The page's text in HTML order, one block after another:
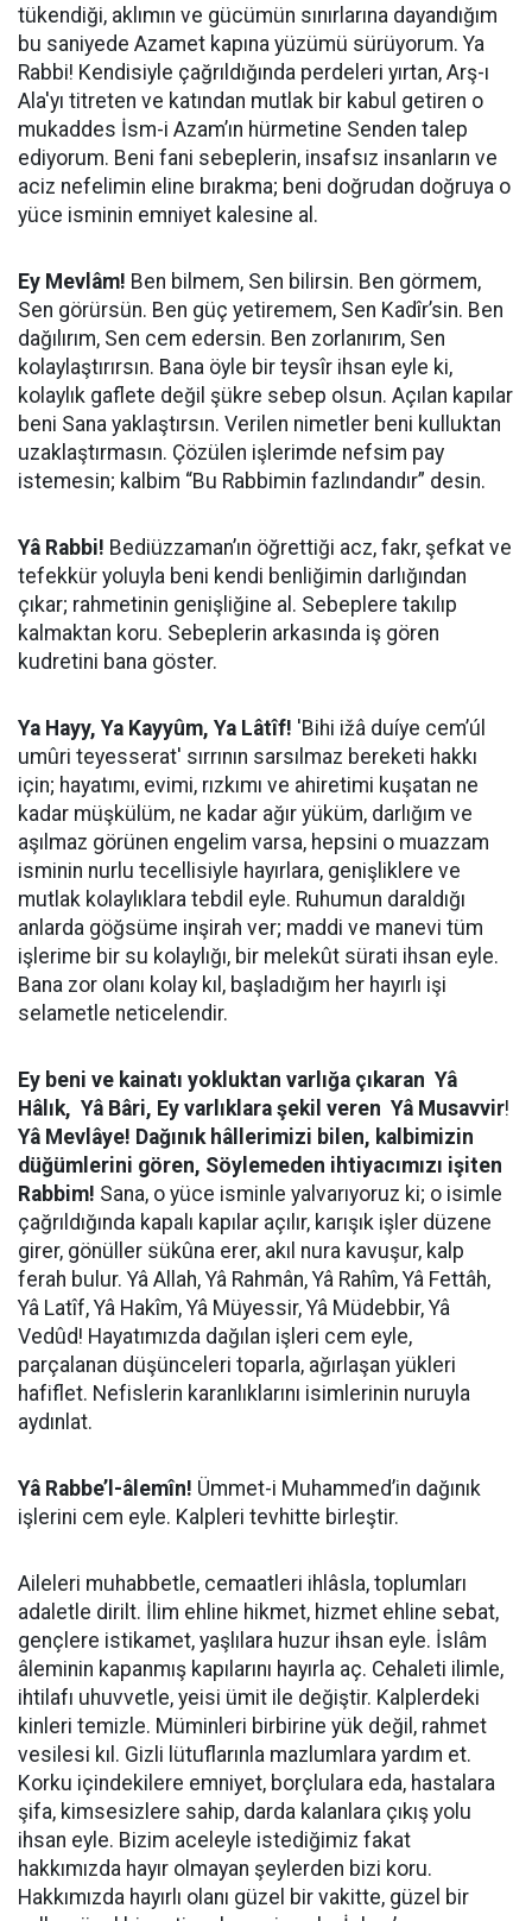
tükendiği, aklımın ve gücümün sınırlarına dayandığım
bu saniyede Azamet kapına yüzümü sürüyorum. Ya
Rabbi! Kendisiyle çağrıldığında perdeleri yırtan, Arş-ı
Ala'yı titreten ve katından mutlak bir kabul getiren o
mukaddes İsm-i Azam’ın hürmetine Senden talep
ediyorum. Beni fani sebeplerin, insafsız insanların ve
aciz nefelimin eline bırakma; beni doğrudan doğruya o
yüce isminin emniyet kalesine al.
Ey Mevlâm! Ben bilmem, Sen bilirsin. Ben görmem,
Sen görürsün. Ben güç yetiremem, Sen Kadîr’sin. Ben
dağılırım, Sen cem edersin. Ben zorlanırım, Sen
kolaylaştırırsın. Bana öyle bir teysîr ihsan eyle ki,
kolaylık gaflete değil şükre sebep olsun. Açılan kapılar
beni Sana yaklaştırsın. Verilen nimetler beni kulluktan
uzaklaştırmasın. Çözülen işlerimde nefsim pay
istemesin; kalbim “Bu Rabbimin fazlındandır” desin.
Yâ Rabbi! Bediüzzaman’ın öğrettiği acz, fakr, şefkat ve
tefekkür yoluyla beni kendi benliğimin darlığından
çıkar; rahmetinin genişliğine al. Sebeplere takılıp
kalmaktan koru. Sebeplerin arkasında iş gören
kudretini bana göster.
Ya Hayy, Ya Kayyûm, Ya Lâtîf! 'Bihi ižâ duíye cem’úl
umûri teyesserat' sırrının sarsılmaz bereketi hakkı
için; hayatımı, evimi, rızkımı ve ahiretimi kuşatan ne
kadar müşkülüm, ne kadar ağır yüküm, darlığım ve
aşılmaz görünen engelim varsa, hepsini o muazzam
isminin nurlu tecellisiyle hayırlara, genişliklere ve
mutlak kolaylıklara tebdil eyle. Ruhumun daraldığı
anlarda göğsüme inşirah ver; maddi ve manevi tüm
işlerime bir su kolaylığı, bir melekût sürati ihsan eyle.
Bana zor olanı kolay kıl, başladığım her hayırlı işi
selametle neticelendir.
Ey beni ve kainatı yokluktan varlığa çıkaran Yâ
Hâlık, Yâ Bâri, Ey varlıklara şekil veren Yâ Musavvir! ​
Yâ Mevlâye! Dağınık hâllerimizi bilen, kalbimizin
düğümlerini gören, Söylemeden ihtiyacımızı işiten
Rabbim! Sana, o yüce isminle yalvarıyoruz ki; o isimle
çağrıldığında kapalı kapılar açılır, karışık işler düzene
girer, gönüller sükûna erer, akıl nura kavuşur, kalp
ferah bulur. Yâ Allah, Yâ Rahmân, Yâ Rahîm, Yâ Fettâh,
Yâ Latîf, Yâ Hakîm, Yâ Müyessir, Yâ Müdebbir, Yâ
Vedûd! Hayatımızda dağılan işleri cem eyle,
parçalanan düşünceleri toparla, ağırlaşan yükleri
hafiflet. Nefislerin karanlıklarını isimlerinin nuruyla
aydınlat.
Yâ Rabbe’l-âlemîn! Ümmet-i Muhammed’in dağınık
işlerini cem eyle. Kalpleri tevhitte birleştir.
Aileleri muhabbetle, cemaatleri ihlâsla, toplumları
adaletle dirilt. İlim ehline hikmet, hizmet ehline sebat,
gençlere istikamet, yaşlılara huzur ihsan eyle. İslâm
âleminin kapanmış kapılarını hayırla aç. Cehaleti ilimle,
ihtilafı uhuvvetle, yeisi ümit ile değiştir. Kalplerdeki
kinleri temizle. Müminleri birbirine yük değil, rahmet
vesilesi kıl. Gizli lütuflarınla mazlumlara yardım et.
Korku içindekilere emniyet, borçlulara eda, hastalara
şifa, kimsesizlere sahip, darda kalanlara çıkış yolu
ihsan eyle. Bizim aceleyle istediğimiz fakat
hakkımızda hayır olmayan şeylerden bizi koru.
Hakkımızda hayırlı olanı güzel bir vakitte, güzel bir